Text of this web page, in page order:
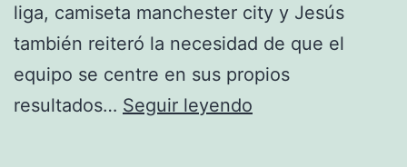
liga, camiseta manchester city y Jesús
también reiteró la necesidad de que el
equipo se centre en sus propios
resultados… Seguir leyendo